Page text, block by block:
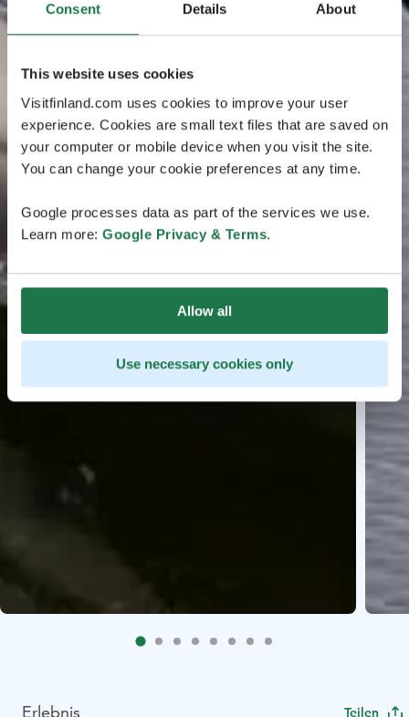
Consent Details About
This website uses cookies
Visitfinland.com uses cookies to improve your user
experience. Cookies are small text files that are saved on
your computer or mobile device when you visit the site.
You can change your cookie preferences at any time.
Google processes data as part of the services we use.
Learn more: Google Privacy & Terms.
Allow all
Use necessary cookies only
Erlebnis Teilen